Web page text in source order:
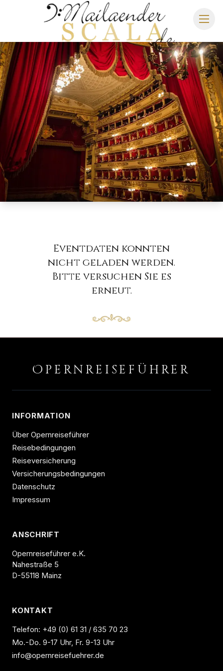
MAILÄNDER SCALA
SPIELPLAN 2026/2027
SITZPLAN HOTELS
Eventdaten konnten
nicht geladen werden.
Bitte versuchen Sie es
erneut.
O PERNREISEFÜHRER
INFORMATION
Über Opernreiseführer
Reisebedingungen
Reiseversicherung
Versicherungsbedingungen
Datenschutz
Impressum
ANSCHRIFT
Opernreiseführer e.K.
Nahestraße 5
D-55118 Mainz
KONTAKT
Telefon: +49 (0) 61 31 / 635 70 23
Mo.-Do. 9-17 Uhr, Fr. 9-13 Uhr
info@opernreisefuehrer.de